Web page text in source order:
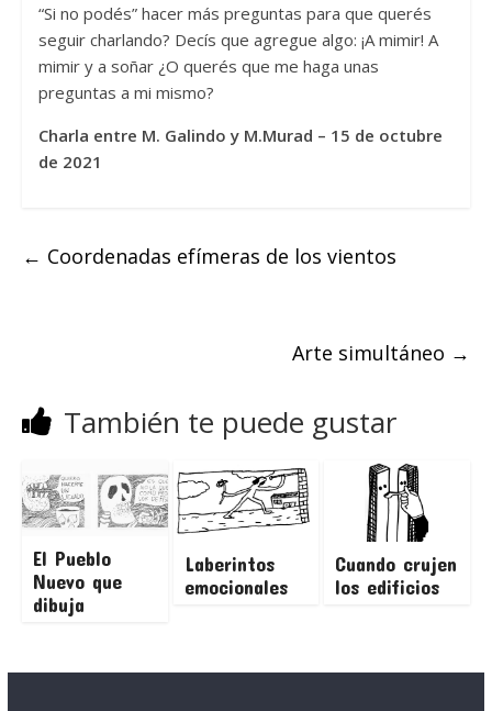
“Si no podés” hacer más preguntas para que querés
seguir charlando? Decís que agregue algo: ¡A mimir! A
mimir y a soñar ¿O querés que me haga unas
preguntas a mi mismo?
Charla entre M. Galindo y M.Murad – 15 de octubre
de 2021
← Coordenadas efímeras de los vientos
Arte simultáneo →
También te puede gustar
El Pueblo
Nuevo que
dibuja
Laberintos
emocionales
Cuando crujen
los edificios